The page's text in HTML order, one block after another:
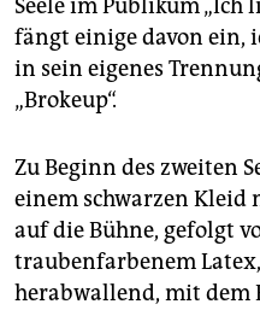
Seele im Publikum „Ich
fängt einige davon ein,
in sein eigenes
„Brokeup“.
Zu Beginn des zweiten
einem schwarzen Kleid
auf die Bühne, gefolgt
traubenfarbenem
herabwallend, mit dem